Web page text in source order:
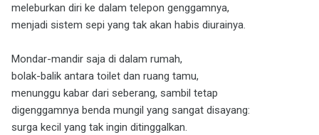
meleburkan diri ke dalam telepon genggamnya,
menjadi sistem sepi yang tak akan habis diurainya.
Mondar-mandir saja di dalam rumah,
bolak-balik antara toilet dan ruang tamu,
menunggu kabar dari seberang, sambil tetap
digenggamnya benda mungil yang sangat disayang:
surga kecil yang tak ingin ditinggalkan.